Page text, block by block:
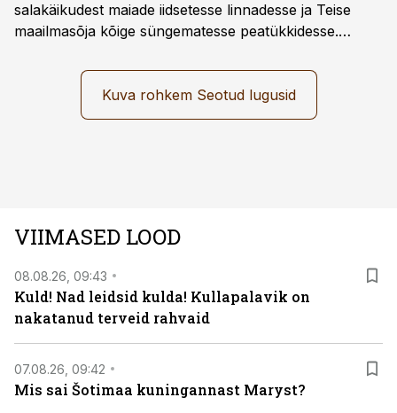
salakäikudest maiade iidsetesse linnadesse ja Teise
maailmasõja kõige süngematesse peatükkidesse.
avastused ning seni nägemata kaadrid Kolmanda riigi
argielust avavad ajaloo tuntud sündmused täiesti uuest
vaatenurgast. Viasat History on saadaval kõikide Eesti
Kuva rohkem Seotud lugusid
VIIMASED LOOD
08.08.26, 09:43
Kuld! Nad leidsid kulda! Kullapalavik on
nakatanud terveid rahvaid
07.08.26, 09:42
Mis sai Šotimaa kuningannast Maryst?